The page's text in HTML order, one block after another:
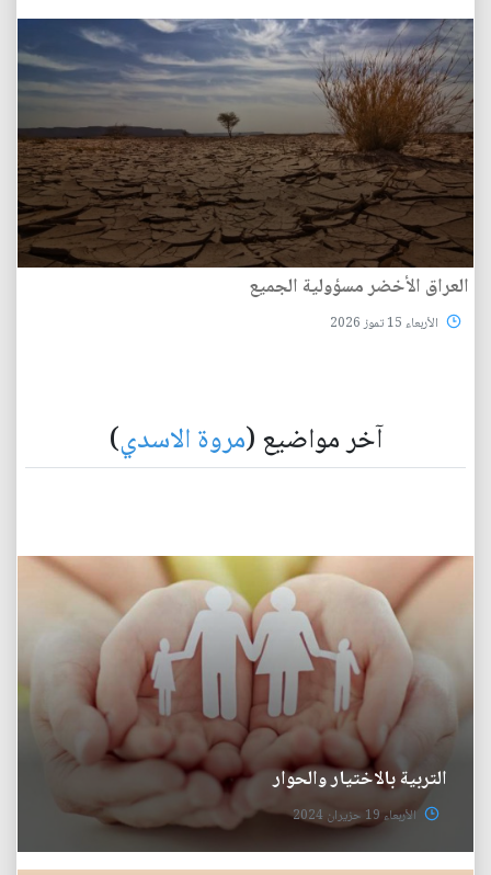
العراق الأخضر مسؤولية الجميع
الأربعاء 15 تموز 2026
آخر مواضيع (مروة الاسدي)
التربية بالاختيار والحوار
الأربعاء 19 حزيران 2024